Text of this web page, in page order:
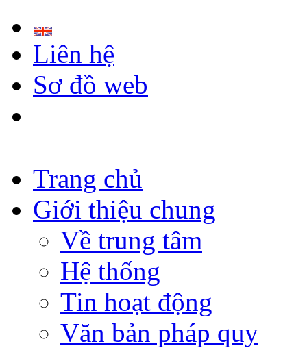
Liên hệ
Sơ đồ web
Trang chủ
Giới thiệu chung
Về trung tâm
Hệ thống
Tin hoạt động
Văn bản pháp quy